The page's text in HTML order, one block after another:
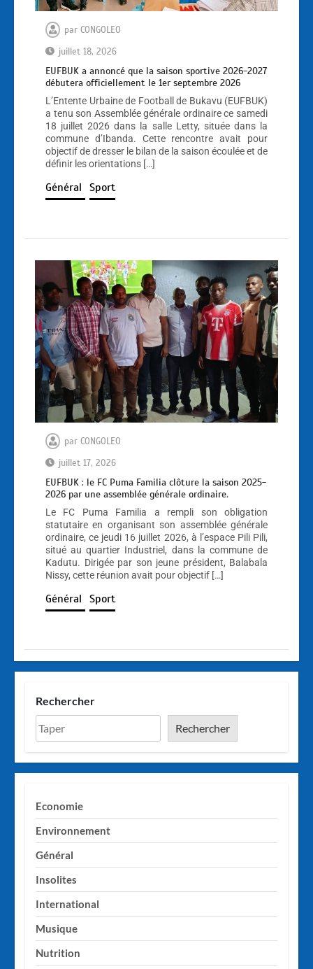
par CONGOLEO
juillet 18, 2026
EUFBUK a annoncé que la saison sportive 2026-2027
débutera officiellement le 1er septembre 2026
L’Entente Urbaine de Football de Bukavu (EUFBUK)
a tenu son Assemblée générale ordinaire ce samedi
18 juillet 2026 dans la salle Letty, située dans la
commune d’Ibanda. Cette rencontre avait pour
objectif de dresser le bilan de la saison écoulée et de
définir les orientations […]
Général Sport
par CONGOLEO
juillet 17, 2026
EUFBUK : le FC Puma Familia clôture la saison 2025-
2026 par une assemblée générale ordinaire.
Le FC Puma Familia a rempli son obligation
statutaire en organisant son assemblée générale
ordinaire, ce jeudi 16 juillet 2026, à l’espace Pili Pili,
situé au quartier Industriel, dans la commune de
Kadutu. Dirigée par son jeune président, Balabala
Nissy, cette réunion avait pour objectif […]
Général Sport
Rechercher
Rechercher
Economie
Environnement
Général
Insolites
International
Musique
Nutrition